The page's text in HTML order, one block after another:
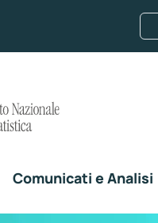
Comunicati e Analisi